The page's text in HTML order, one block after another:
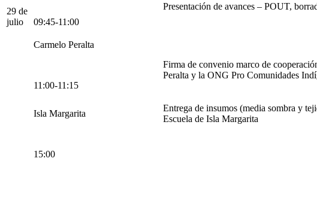
29 de
julio
09:45-11:00
Presentación de avances – POUT,
Carmelo Peralta
11:00-11:15
Firma de convenio marco de
Peralta y la ONG Pro Comunidades
Isla Margarita
15:00
Entrega de insumos (media sombra y
Escuela de Isla Margarita